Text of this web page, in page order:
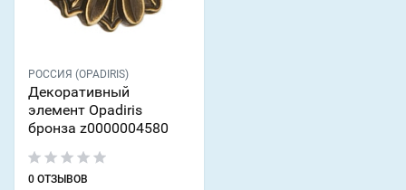
РОССИЯ (OPADIRIS)
Декоративный
элемент Opadiris
бронза z0000004580
0 ОТЗЫВОВ